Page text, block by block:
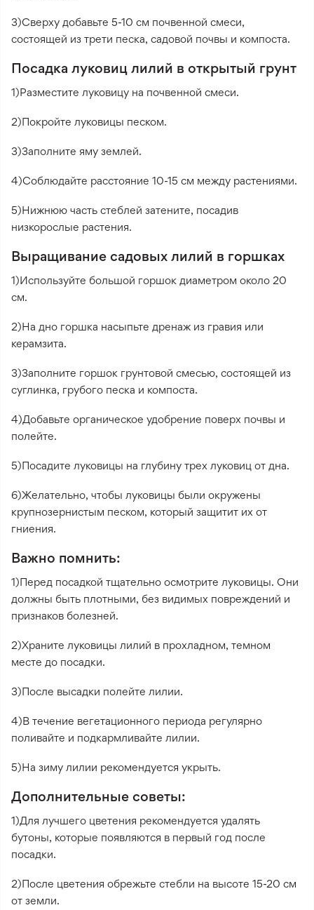
3)Сверху добавьте 5-10 см почвенной смеси,
состоящей из трети песка, садовой почвы и компоста.
Посадка луковиц лилий в открытый грунт
1)Разместите луковицу на почвенной смеси.
2)Покройте луковицы песком.
3)Заполните яму землей.
4)Соблюдайте расстояние 10-15 см между растениями.
5)Нижнюю часть стеблей затените, посадив
низкорослые растения.
Выращивание садовых лилий в горшках
1)Используйте большой горшок диаметром около 20
см.
2)На дно горшка насыпьте дренаж из гравия или
керамзита.
3)Заполните горшок грунтовой смесью, состоящей из
суглинка, грубого песка и компоста.
4)Добавьте органическое удобрение поверх почвы и
полейте.
5)Посадите луковицы на глубину трех луковиц от дна.
6)Желательно, чтобы луковицы были окружены
крупнозернистым песком, который защитит их от
гниения.
Важно помнить:
1)Перед посадкой тщательно осмотрите луковицы. Они
должны быть плотными, без видимых повреждений и
признаков болезней.
2)Храните луковицы лилий в прохладном, темном
месте до посадки.
3)После высадки полейте лилии.
4)В течение вегетационного периода регулярно
поливайте и подкармливайте лилии.
5)На зиму лилии рекомендуется укрыть.
Дополнительные советы:
1)Для лучшего цветения рекомендуется удалять
бутоны, которые появляются в первый год после
посадки.
2)После цветения обрежьте стебли на высоте 15-20 см
от земли.